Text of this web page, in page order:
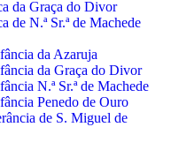
da Graça do Divor
de N.ª Sr.ª de Machede
da Azaruja
da Graça do Divor
N.ª Sr.ª de Machede
Penedo de Ouro
de S. Miguel de